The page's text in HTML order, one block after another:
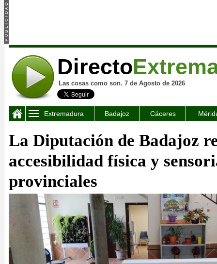
Directo
Las cosas como son. 7 de Agosto de 2026
Extremadura Badajoz Cáceres
La Diputación de Badajoz
accesibilidad física y
provinciales